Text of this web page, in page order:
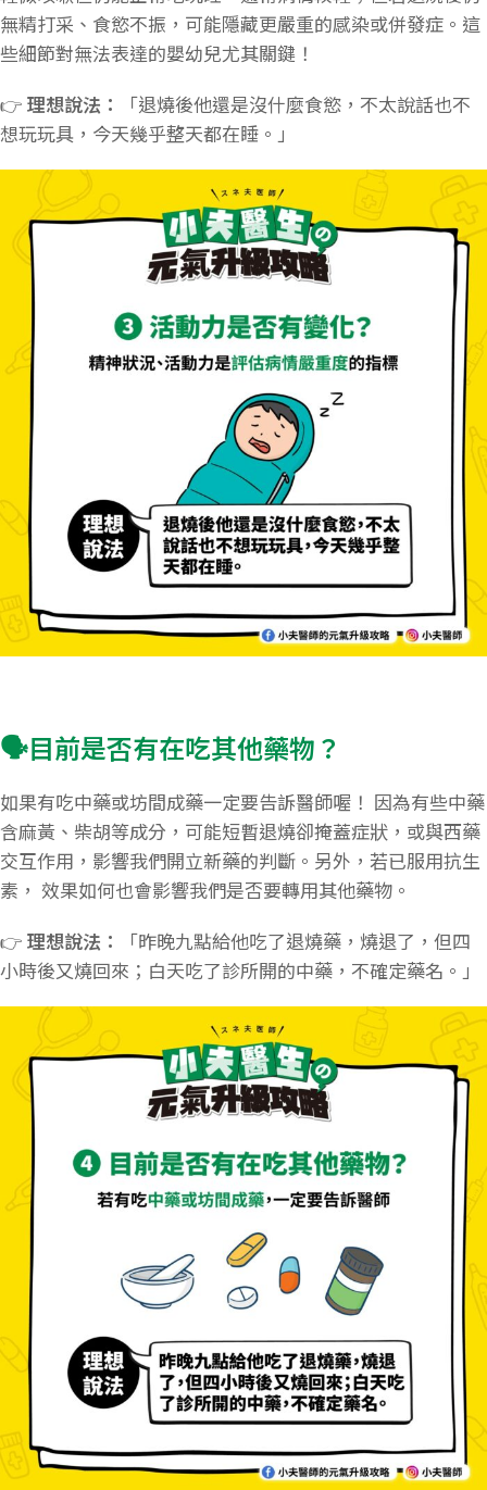
無精打采、食慾不振，可能隱藏更嚴重的感染或併發症。這
些細節對無法表達的嬰幼兒尤其關鍵！
👉 理想說法：
「退燒後他還是沒什麼食慾，不太說話也不
想玩玩具，今天幾乎整天都在睡。」
🗣️目前是否有在吃其他藥物？
如果有吃中藥或坊間成藥一定要告訴醫師喔！ 因為有些中藥
含麻黃、柴胡等成分，可能短暫退燒卻掩蓋症狀，或與西藥
交互作用，影響我們開立新藥的判斷。另外，若已服用抗生
素， 效果如何也會影響我們是否要轉用其他藥物。
👉 理想說法：
「昨晚九點給他吃了退燒藥，燒退了，但四
小時後又燒回來；白天吃了診所開的中藥，不確定藥名。」